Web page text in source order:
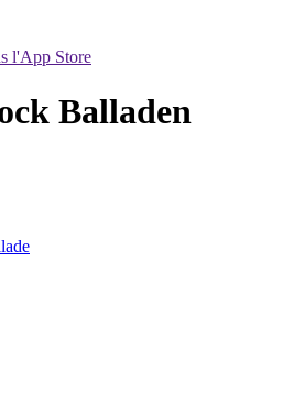
l'App Store
Balladen